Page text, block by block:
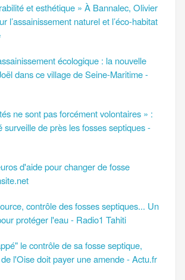
et esthétique » À Bannalec, Olivier
l’assainissement naturel et l’éco-habitat
écologique : la nouvelle
dans ce village de Seine-Maritime -
ne sont pas forcément volontaires » :
surveille de près les fosses septiques -
d'aide pour changer de fosse
contrôle des fosses septiques... Un
protéger l'eau - Radio1 Tahiti
le contrôle de sa fosse septique,
l'Oise doit payer une amende - Actu.fr